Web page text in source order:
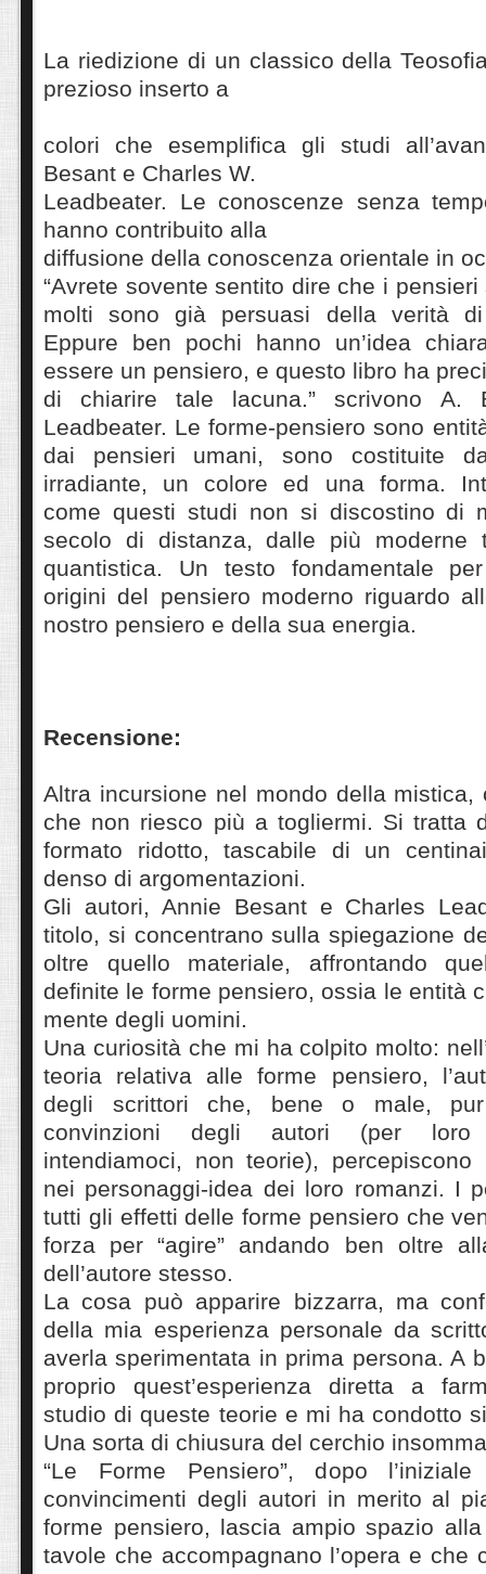
La riedizione di un classico della
prezioso inserto a
colori che esemplifica gli studi
Besant e Charles W.
Leadbeater. Le conoscenze senza
hanno contribuito alla
diffusione della conoscenza orientale in
“Avrete sovente sentito dire che i
molti sono già persuasi della verità
Eppure ben pochi hanno un’idea
essere un pensiero, e questo libro ha
di chiarire tale lacuna.” scrivono A.
Leadbeater. Le forme-pensiero sono
dai pensieri umani, sono costituite
irradiante, un colore ed una forma.
come questi studi non si discostino di
secolo di distanza, dalle più moderne
quantistica. Un testo fondamentale
origini del pensiero moderno riguardo
nostro pensiero e della sua energia.
Recensione:
Altra incursione nel mondo della mistica,
che non riesco più a togliermi. Si tratta
formato ridotto, tascabile di un
denso di argomentazioni.
Gli autori, Annie Besant e Charles
titolo, si concentrano sulla spiegazione
oltre quello materiale, affrontando
definite le forme pensiero, ossia le entità
mente degli uomini.
Una curiosità che mi ha colpito molto:
teoria relativa alle forme pensiero,
degli scrittori che, bene o male, pur
convinzioni degli autori (per loro
intendiamoci, non teorie),
nei personaggi-idea dei loro romanzi. I
tutti gli effetti delle forme pensiero che
forza per “agire” andando ben oltre
dell’autore stesso.
La cosa può apparire bizzarra, ma
della mia esperienza personale da
averla sperimentata in prima persona. A
proprio quest’esperienza diretta a
studio di queste teorie e mi ha condotto
Una sorta di chiusura del cerchio
“Le Forme Pensiero”, dopo
convincimenti degli autori in merito al
forme pensiero, lascia ampio spazio
tavole che accompagnano l’opera e che